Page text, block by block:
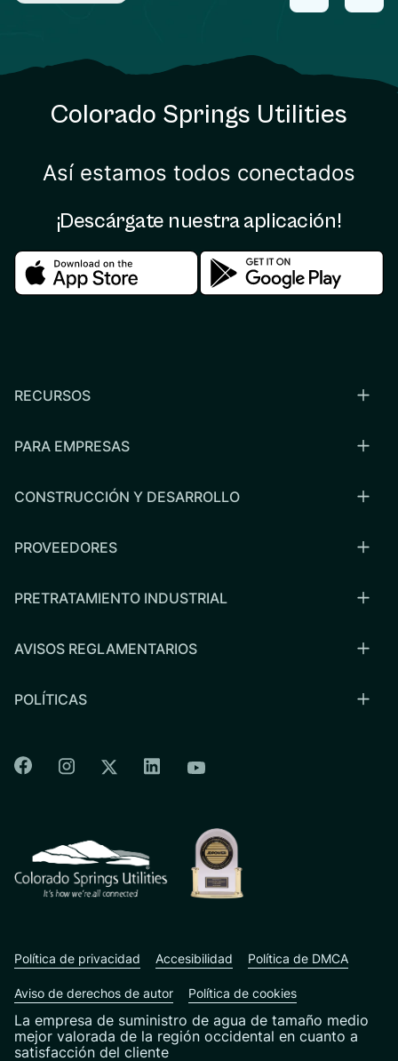
Colorado Springs Utilities
Así estamos todos conectados
¡Descárgate nuestra aplicación!
Download in the apple storeDownload in the
RECURSOS
PARA EMPRESAS
CONSTRUCCIÓN Y DESARROLLO
PROVEEDORES
PRETRATAMIENTO INDUSTRIAL
AVISOS REGLAMENTARIOS
POLÍTICAS
Colorado Springs Facebook
Colorado Springs Instagram
Colorado Springs Twitter
Colorado Springs Linkedin
Colorado Springs
La empresa de suministro de agua de tamaño medio
mejor valorada de la región occidental en cuanto a
satisfacción del cliente
Política de privacidad Accesibilidad Política de DMCA
Aviso de derechos de autor Política de cookies